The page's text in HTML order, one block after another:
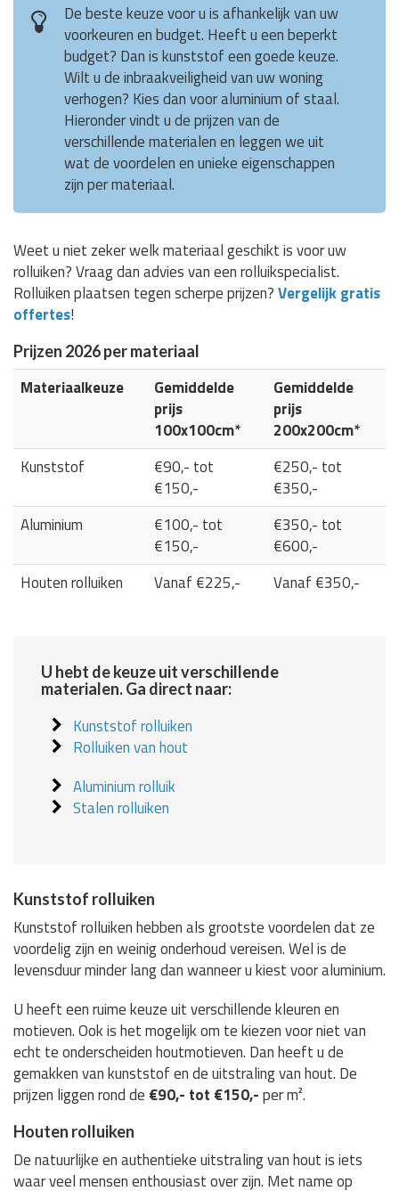
De beste keuze voor u is afhankelijk van uw
voorkeuren en budget. Heeft u een beperkt
budget? Dan is kunststof een goede keuze.
Wilt u de inbraakveiligheid van uw woning
verhogen? Kies dan voor aluminium of staal.
Hieronder vindt u de prijzen van de
verschillende materialen en leggen we uit
wat de voordelen en unieke eigenschappen
zijn per materiaal.
Weet u niet zeker welk materiaal geschikt is voor uw
rolluiken? Vraag dan advies van een rolluikspecialist.
Rolluiken plaatsen tegen scherpe prijzen?Vergelijk gratis
offertes!
Prijzen 2026 per materiaal
Materiaalkeuze
Gemiddelde
prijs
100x100cm*
Gemiddelde
prijs
200x200cm*
Kunststof
€90,- tot
€150,-
€250,- tot
€350,-
Aluminium
€100,- tot
€150,-
€350,- tot
€600,-
Houten rolluiken
Vanaf €225,- Vanaf €350,-
U hebt de keuze uit verschillende
materialen. Ga direct naar:
Kunststof rolluiken
Rolluiken van hout
Aluminium rolluik
Stalen rolluiken
Kunststof rolluiken
Kunststof rolluiken hebben als grootste voordelen dat ze
voordelig zijn en weinig onderhoud vereisen. Wel is de
levensduur minder lang dan wanneer u kiest voor aluminium.
U heeft een ruime keuze uit verschillende kleuren en
motieven. Ook is het mogelijk om te kiezen voor niet van
echt te onderscheiden houtmotieven. Dan heeft u de
gemakken van kunststof en de uitstraling van hout. De
prijzen liggen rond de €90,- tot €150,-per m².
Houten rolluiken
De natuurlijke en authentieke uitstraling van hout is iets
waar veel mensen enthousiast over zijn. Met name op